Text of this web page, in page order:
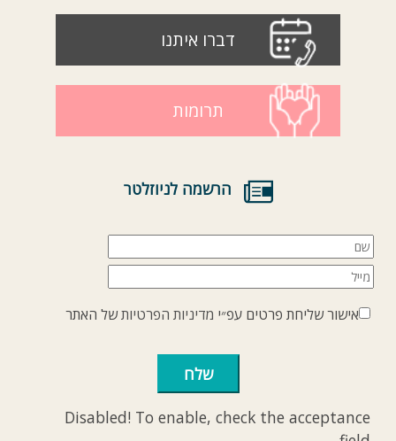
דברו איתנו
תרומות
הרשמה לניוזלטר
אישור שליחת פרטים עפ״י מדיניות הפרטיותשל האתר
Disabled! To enable, check the acceptance